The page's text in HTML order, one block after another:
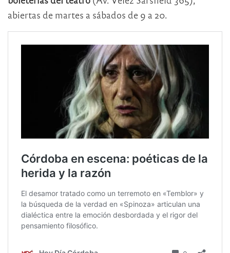
abiertas de martes a sábados de 9 a 20.